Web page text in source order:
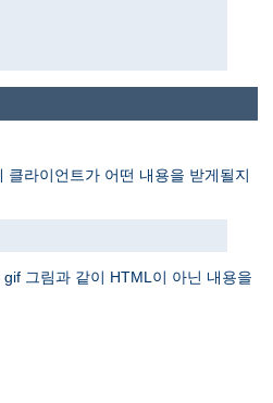
라이언트가 어떤 내용을 받게될지
그림과 같이 HTML이 아닌 내용을